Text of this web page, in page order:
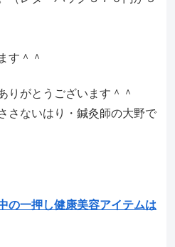
す＾＾
りがとうございます＾＾
さないはり・鍼灸師の大野で
の一押し健康美容アイテムは